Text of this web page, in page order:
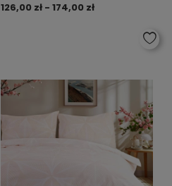
126,00 zł - 174,00 zł